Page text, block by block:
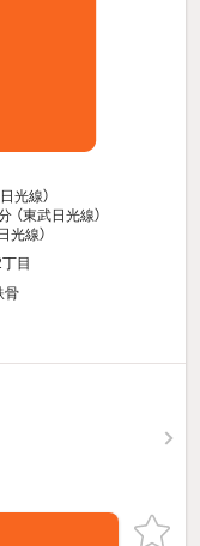
光線）
（東武日光線）
光線）
目
骨